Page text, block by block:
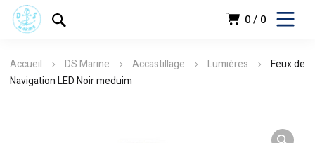
0 0
Accueil DS Marine Accastillage Lumières
Feux de
Navigation LED Noir meduim